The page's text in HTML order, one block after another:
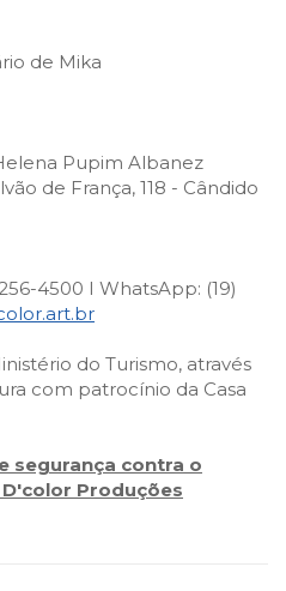
de Mika
Pupim Albanez
de França, 118 - Cândido
4500 I WhatsApp: (19)
do Turismo, através
com patrocínio da Casa
segurança contra o
Produções